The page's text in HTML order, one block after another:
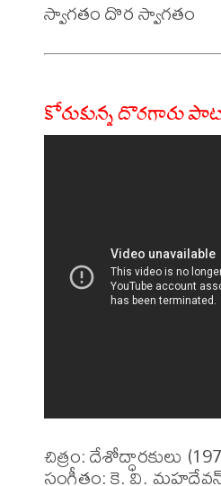
కోరుకున్న దొరగారు
చిత్రం: దేశోద్ధారకులు
సంగీతం: కె. వి.